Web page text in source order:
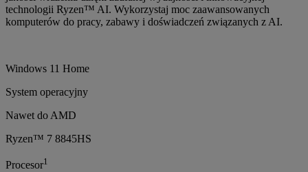
technologii Ryzen™ AI. Wykorzystaj moc zaawansowanych
komputerów do pracy, zabawy i doświadczeń związanych z AI.
Windows 11 Home
System operacyjny
Nawet do AMD
Ryzen™ 7 8845HS
Procesor1